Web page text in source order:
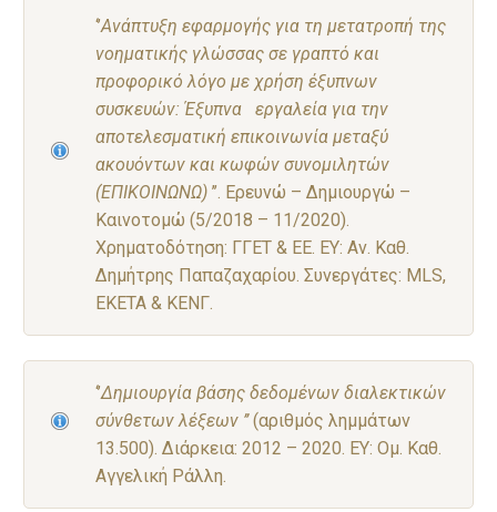
‘’Ανάπτυξη εφαρμογής για τη μετατροπή της
νοηματικής γλώσσας σε γραπτό και
προφορικό λόγο με χρήση έξυπνων
συσκευών: Έξυπνα εργαλεία για την
αποτελεσματική επικοινωνία μεταξύ
ακουόντων και κωφών συνομιλητών
(ΕΠΙΚΟΙΝΩΝΩ) ’’. Ερευνώ – Δημιουργώ –
Καινοτομώ (5/2018 – 11/2020).
Χρηματοδότηση: ΓΓΕΤ & ΕΕ. ΕΥ: Αν. Καθ.
Δημήτρης Παπαζαχαρίου. Συνεργάτες: MLS,
EKETA & ΚΕΝΓ.
‘’Δημιουργία βάσης δεδομένων διαλεκτικών
σύνθετων λέξεων ’’(αριθμός λημμάτων
13.500). Διάρκεια: 2012 – 2020. ΕΥ: Ομ. Καθ.
Αγγελική Ράλλη.